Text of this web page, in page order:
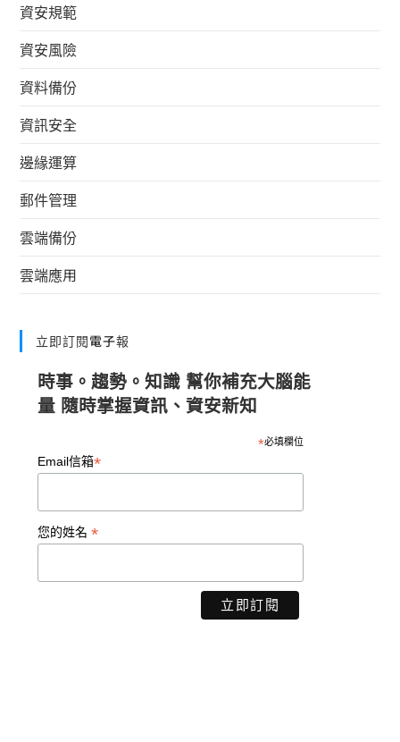
資安規範
資安風險
資料備份
資訊安全
邊緣運算
郵件管理
雲端備份
雲端應用
立即訂閱電子報
時事。趨勢。知識 幫你補充大腦能
量 隨時掌握資訊、資安新知
*必填欄位
Email信箱*
您的姓名*